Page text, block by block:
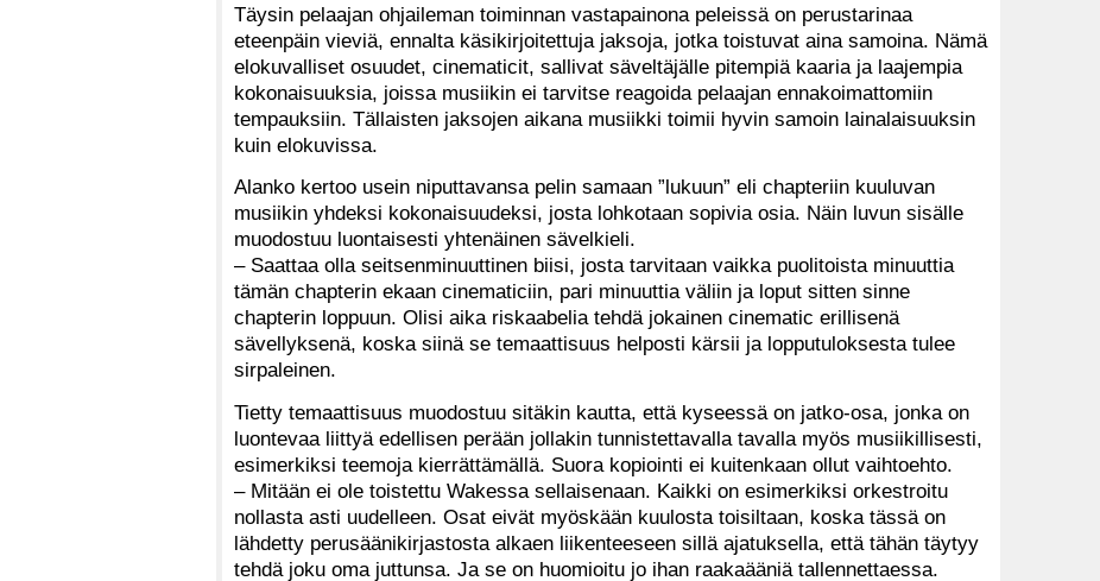
Täysin pelaajan ohjaileman toiminnan vastapainona peleissä on perustarinaa
eteenpäin vieviä, ennalta käsikirjoitettuja jaksoja, jotka toistuvat aina samoina. Nämä
elokuvalliset osuudet, cinematicit, sallivat säveltäjälle pitempiä kaaria ja laajempia
kokonaisuuksia, joissa musiikin ei tarvitse reagoida pelaajan ennakoimattomiin
tempauksiin. Tällaisten jaksojen aikana musiikki toimii hyvin samoin lainalaisuuksin
kuin elokuvissa.
Alanko kertoo usein niputtavansa pelin samaan ”lukuun” eli chapteriin kuuluvan
musiikin yhdeksi kokonaisuudeksi, josta lohkotaan sopivia osia. Näin luvun sisälle
muodostuu luontaisesti yhtenäinen sävelkieli.
– Saattaa olla seitsenminuuttinen biisi, josta tarvitaan vaikka puolitoista minuuttia
tämän chapterin ekaan cinematiciin, pari minuuttia väliin ja loput sitten sinne
chapterin loppuun. Olisi aika riskaabelia tehdä jokainen cinematic erillisenä
sävellyksenä, koska siinä se temaattisuus helposti kärsii ja lopputuloksesta tulee
sirpaleinen.
Tietty temaattisuus muodostuu sitäkin kautta, että kyseessä on jatko-osa, jonka on
luontevaa liittyä edellisen perään jollakin tunnistettavalla tavalla myös musiikillisesti,
esimerkiksi teemoja kierrättämällä. Suora kopiointi ei kuitenkaan ollut vaihtoehto.
– Mitään ei ole toistettu Wakessa sellaisenaan. Kaikki on esimerkiksi orkestroitu
nollasta asti uudelleen. Osat eivät myöskään kuulosta toisiltaan, koska tässä on
lähdetty perusäänikirjastosta alkaen liikenteeseen sillä ajatuksella, että tähän täytyy
tehdä joku oma juttunsa. Ja se on huomioitu jo ihan raakaääniä tallennettaessa.